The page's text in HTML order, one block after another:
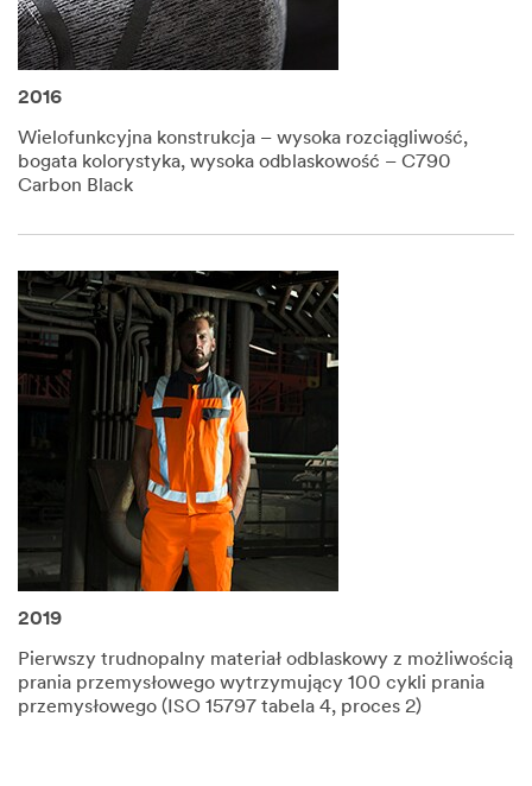
2016
Wielofunkcyjna konstrukcja – wysoka rozciągliwość,
bogata kolorystyka, wysoka odblaskowość – C790
Carbon Black​
2019
Pierwszy trudnopalny materiał odblaskowy z możliwością
prania przemysłowego wytrzymujący 100 cykli prania
przemysłowego (ISO 15797 tabela 4, proces 2)​